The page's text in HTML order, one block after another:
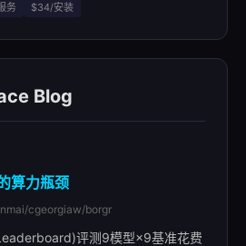
务 $34/安装
Blog
算力瓶颈
cgeorgiaw/borgr
评测9模型×9基准花费